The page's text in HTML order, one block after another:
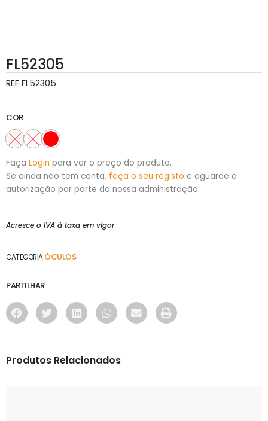
FL52305
REF FL52305
COR
Faça Login para ver o preço do produto.
Se ainda não tem conta, faça o seu registo e aguarde a
autorização por parte da nossa administração.
Acresce o IVA à taxa em vigor
CATEGORIA ÓCULOS
PARTILHAR
Produtos Relacionados